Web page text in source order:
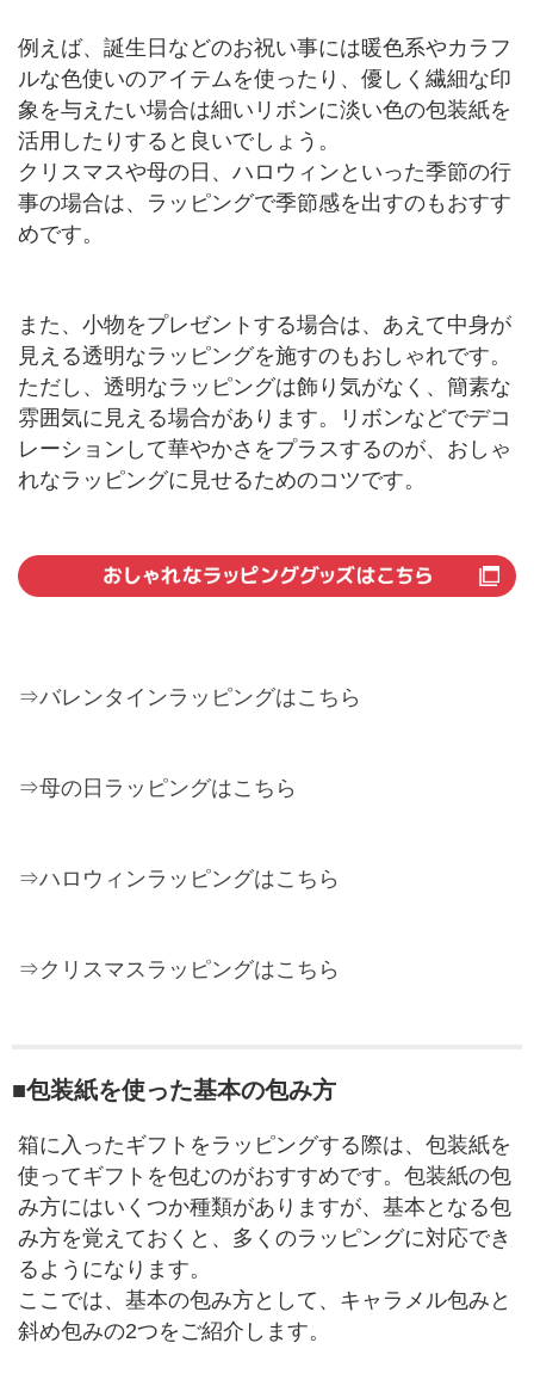
例えば、誕生日などのお祝い事には暖色系やカラフ
ルな色使いのアイテムを使ったり、優しく繊細な印
象を与えたい場合は細いリボンに淡い色の包装紙を
活用したりすると良いでしょう。
クリスマスや母の日、ハロウィンといった季節の行
事の場合は、ラッピングで季節感を出すのもおすす
めです。
また、小物をプレゼントする場合は、あえて中身が
見える透明なラッピングを施すのもおしゃれです。
ただし、透明なラッピングは飾り気がなく、簡素な
雰囲気に見える場合があります。リボンなどでデコ
レーションして華やかさをプラスするのが、おしゃ
れなラッピングに見せるためのコツです。
⇒バレンタインラッピングはこちら
⇒母の日ラッピングはこちら
⇒ハロウィンラッピングはこちら
⇒クリスマスラッピングはこちら
■包装紙を使った基本の包み方
箱に入ったギフトをラッピングする際は、包装紙を
使ってギフトを包むのがおすすめです。包装紙の包
み方にはいくつか種類がありますが、基本となる包
み方を覚えておくと、多くのラッピングに対応でき
るようになります。
ここでは、基本の包み方として、キャラメル包みと
斜め包みの2つをご紹介します。